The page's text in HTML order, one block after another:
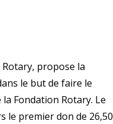
propose la
le but de faire le
Fondation Rotary. Le
le premier don de 26,50